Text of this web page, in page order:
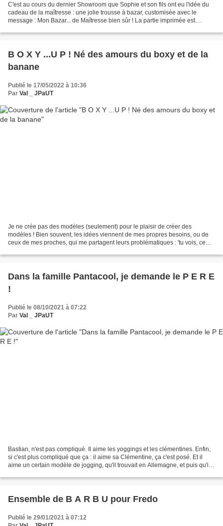
C'est au cours du dernier Showroom que Sophie et son fils ont eu l'idée du
cadeau de la maîtresse : une jolie trousse à bazar, customisée avec le
message : Mon Bazar... de Maîtresse bien sûr ! La partie imprimée est
B O X Y ...U P ! Né des amours du boxy et de la
banane
Publié le 17/05/2022 à 10:36
Par Val _ JPaUT
Je ne crée pas des modèles (seulement) pour le plaisir de créer des
modèles ! Bien souvent, les idées viennent de mes propres besoins, ou de
ceux de mes proches, qui me partagent leurs problématiques : 'tu vois, ce
Dans la famille Pantacool, je demande le P E R E
!
Publié le 08/10/2021 à 07:22
Par Val _ JPaUT
Bastian, n'est pas compliqué. Il aime les yoggings et les clémentines. Enfin,
si c'est plus compliqué que ça : il aime sa Clémentine, ça c'est posé. Et il
aime un certain modèle de jogging, qu'il trouvait en Allemagne, et puis qu'il
Ensemble de B A R B U pour Fredo
Publié le 29/01/2021 à 07:12